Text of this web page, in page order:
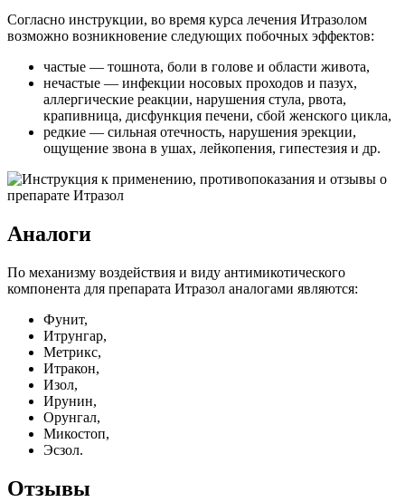
Согласно инструкции, во время курса лечения Итразолом
возможно возникновение следующих побочных эффектов:
частые — тошнота, боли в голове и области живота,
нечастые — инфекции носовых проходов и пазух,
аллергические реакции, нарушения стула, рвота,
крапивница, дисфункция печени, сбой женского цикла,
редкие — сильная отечность, нарушения эрекции,
ощущение звона в ушах, лейкопения, гипестезия и др.
Аналоги
По механизму воздействия и виду антимикотического
компонента для препарата Итразол аналогами являются:
Фунит,
Итрунгар,
Метрикс,
Итракон,
Изол,
Ирунин,
Орунгал,
Микостоп,
Эсзол.
Отзывы